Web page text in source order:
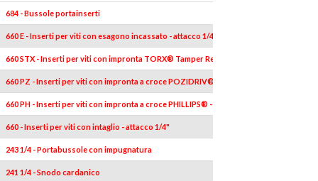
684 - Bussole portainserti
660 E - Inserti per viti con esagono incassato - attacco 1/4"
660 STX - Inserti per viti con impronta TORX® Tamper Resistant - attacco 1/4"
660 PZ - Inserti per viti con impronta a croce POZIDRIV® - SUPADRIV® - attacco 1/4"
660 PH - Inserti per viti con impronta a croce PHILLIPS® - attacco 1/4"
660 - Inserti per viti con intaglio - attacco 1/4"
243 1/4 - Portabussole con impugnatura
241 1/4 - Snodo cardanico